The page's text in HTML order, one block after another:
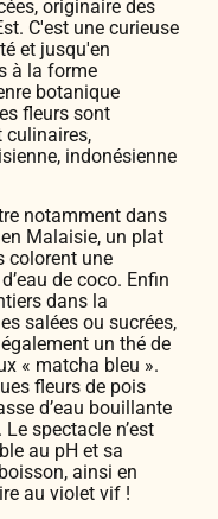
originaire des
C'est une curieuse
et jusqu'en
à la forme
botanique
fleurs sont
culinaires,
indonésienne
notamment dans
Malaisie, un plat
colorent une
de coco. Enfin
dans la
salées ou sucrées,
un thé de
« matcha bleu ».
fleurs de pois
d’eau bouillante
spectacle n’est
au pH et sa
ainsi en
au violet vif !